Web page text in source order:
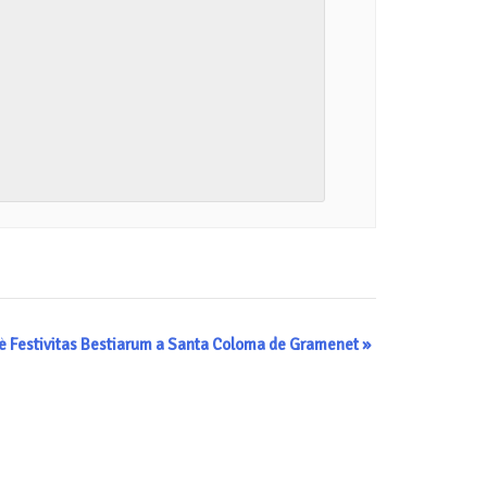
Festivitas Bestiarum a Santa Coloma de Gramenet»